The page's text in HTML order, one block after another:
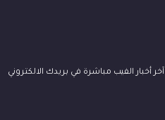
الفيب مباشرة في بريدك الالكتروني